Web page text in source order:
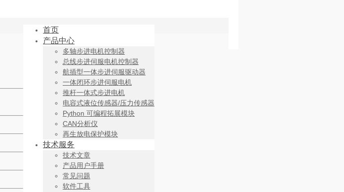
首页
产品中心
多轴步进电机控制器
总线步进伺服电机控制器
航插型一体步进伺服驱动器
一体闭环步进伺服电机
推杆一体式步进电机
电容式液位传感器/压力传感器
Python 可编程拓展模块
CAN分析仪
再生放电保护模块
技术服务
技术文章
产品用户手册
常见问题
软件工具